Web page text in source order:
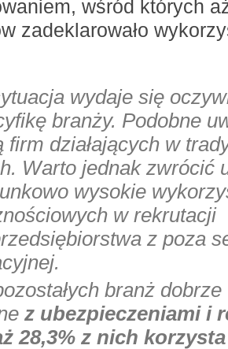
wśród których
zadeklarowało
wydaje się
branży. Podobne
firm działających w
Warto jednak zwrócić
wysokie
w rekrutacji
z poza
branż
z ubezpieczeniami i
28,3% z nich